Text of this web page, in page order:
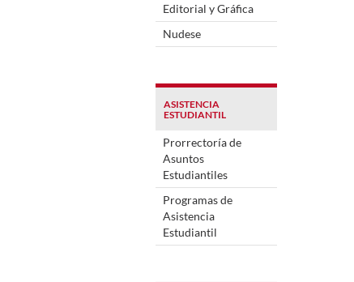
Editorial y Gráfica
Nudese
ASISTENCIA
ESTUDIANTIL
Prorrectoría de
Asuntos
Estudiantiles
Programas de
Asistencia
Estudiantil